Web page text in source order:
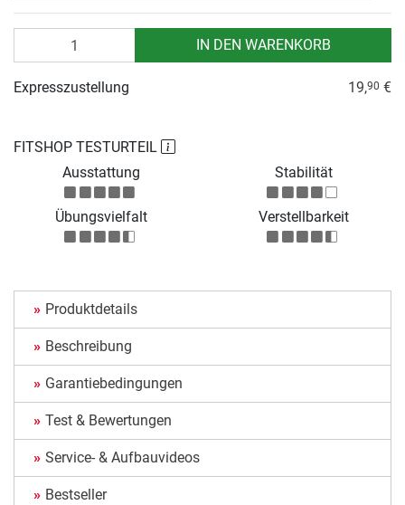
IN DEN WARENKORB
FITSHOP TESTURTEIL
Ausstattung
Stabilität
Übungsvielfalt Verstellbarkeit
Expresszustellung 19,90 €
Produktdetails
Beschreibung
Garantiebedingungen
Test & Bewertungen
Service- & Aufbauvideos
Bestseller